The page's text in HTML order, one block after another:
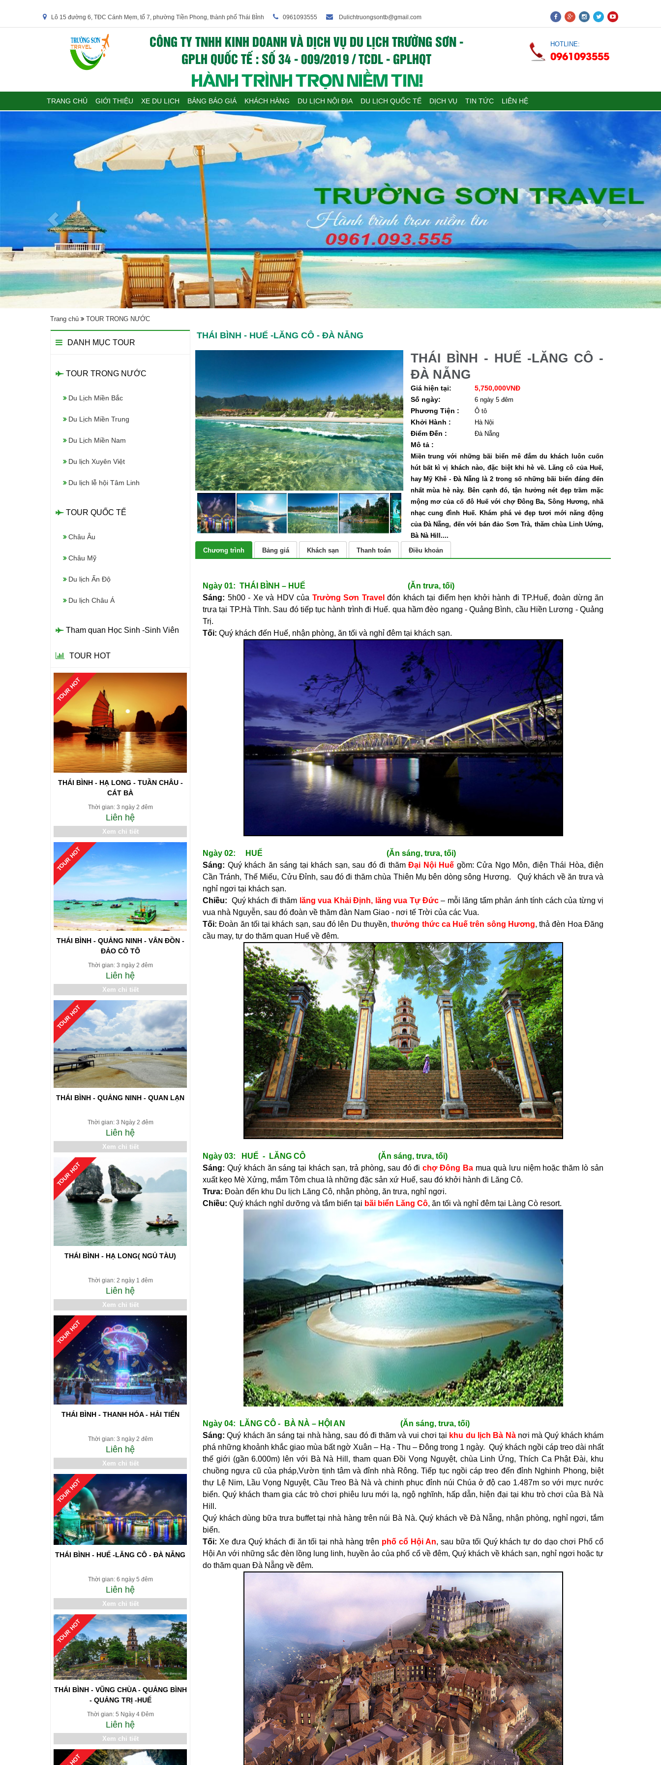
Lô 15 đường 6, TĐC Cánh Mẹm, tổ 7, phường Tiền Phong, thành phố Thái BÌnh 0961093555 Dulichtruongsontb@gmail.com
CÔNG TY TNHH KINH DOANH VÀ DỊCH VỤ DU LỊCH TRƯỜNG SƠN -
GPLH QUỐC TẾ : SỐ 34 - 009/2019 / TCDL - GPLHQT
HÀNH TRÌNH TRỌN NIỀM TIN!
HOTLINE:
0961093555
TRANG CHỦ GIỚI THIỆU XE DU LỊCH BẢNG BÁO GIÁ KHÁCH HÀNG DU LỊCH NỘI ĐỊA DU LỊCH QUỐC TẾ DỊCH VỤ TIN TỨC LIÊN HỆ
Trang chủ TOUR TRONG NƯỚC
DANH MỤC TOUR
TOUR TRONG NƯỚC
Du Lịch Miền Bắc
Du Lịch Miền Trung
Du Lịch Miền Nam
Du lịch Xuyên Việt
Du lịch lễ hội Tâm Linh
TOUR QUỐC TẾ
Châu Âu
Châu Mỹ
Du lịch Ấn Độ
Du lịch Châu Á
Tham quan Học Sinh -Sinh Viên
TOUR HOT
TOUR HOT
THÁI BÌNH - HẠ LONG - TUẦN CHÂU -
CÁT BÀ
Thời gian: 3 ngày 2 đêm
Liên hệ
Xem chi tiết
TOUR HOT
THÁI BÌNH - QUẢNG NINH - VÂN ĐỒN -
ĐẢO CÔ TÔ
Thời gian: 3 ngày 2 đêm
Liên hệ
Xem chi tiết
TOUR HOT
THÁI BÌNH - QUẢNG NINH - QUAN LẠN
Thời gian: 3 Ngày 2 đêm
Liên hệ
Xem chi tiết
TOUR HOT
THÁI BÌNH - HẠ LONG( NGỦ TÀU)
Thời gian: 2 ngày 1 đêm
Liên hệ
Xem chi tiết
TOUR HOT
THÁI BÌNH - THANH HÓA - HẢI TIẾN
Thời gian: 3 ngày 2 đêm
Liên hệ
Xem chi tiết
TOUR HOT
THÁI BÌNH - HUẾ -LĂNG CÔ - ĐÀ NẴNG
Thời gian: 6 ngày 5 đêm
Liên hệ
Xem chi tiết
TOUR HOT
THÁI BÌNH - VŨNG CHÙA - QUẢNG BÌNH
- QUẢNG TRỊ -HUẾ
Thời gian: 5 Ngày 4 Đêm
Liên hệ
Xem chi tiết
THÁI BÌNH - HUẾ -LĂNG CÔ - ĐÀ NẴNG
THÁI BÌNH - HUẾ -LĂNG CÔ -
ĐÀ NẴNG
Giá hiện tại:
5,750,000VNĐ
Số ngày:
6 ngày 5 đêm
Phương Tiện : Ô tô
Khởi Hành : Hà Nội
Điểm Đến : Đà Nẵng
Mô tả :
Miền trung với những bãi biển mê đắm du khách luôn cuốn
hút bất kì vị khách nào, đặc biệt khi hè về. Lăng cô của Huế,
hay Mỹ Khê - Đà Nẵng là 2 trong số những bãi biển đáng đến
nhất mùa hè này. Bên cạnh đó, tận hưởng nét đẹp trầm mặc
mộng mơ của cố đô Huế với chợ Đông Ba, Sông Hương, nhã
nhạc cung đình Huế. Khám phá vẻ đẹp tươi mới năng động
của Đà Nẵng, đến với bán đảo Sơn Trà, thăm chùa Linh Uứng,
Bà Nà Hill....
Chương trình
Bảng giá Khách sạn Thanh toán Điều khoản
Ngày 01: THÁI BÌNH – HUẾ (Ăn trưa, tối)
Sáng: 5h00 - Xe và HDV của Trường Sơn Travelđón khách tại điểm hẹn khởi hành đi TP.Huế, đoàn dừng ăn
trưa tại TP.Hà Tĩnh. Sau đó tiếp tục hành trình đi Huế. qua hầm đèo ngang - Quảng Bình, cầu Hiền Lương - Quảng
Trị.
Tối: Quý khách đến Huế, nhận phòng, ăn tối và nghỉ đêm tại khách sạn.
Ngày 02: HUẾ (Ăn sáng, trưa, tối)
Sáng: Quý khách ăn sáng tại khách sạn, sau đó đi thămĐại Nội Huế gồm: Cửa Ngọ Môn, điện Thái Hòa, điện
Cần Tránh, Thế Miếu, Cửu Đỉnh, sau đó đi thăm chùa Thiên Mụ bên dòng sông Hương. Quý khách về ăn trưa và
nghỉ ngơi tại khách sạn.
Chiều: Quý khách đi thăm lăng vua Khải Định, lăng vua Tự Đức– mỗi lăng tẩm phản ánh tính cách của từng vị
vua nhà Nguyễn, sau đó đoàn về thăm đàn Nam Giao - nơi tế Trời của các Vua.
Tối: Đoàn ăn tối tại khách sạn, sau đó lên Du thuyền,thưởng thức ca Huế trên sông Hương, thả đèn Hoa Đăng
cầu may, tự do thăm quan Huế về đêm.
Ngày 03: HUẾ - LĂNG CÔ (Ăn sáng, trưa, tối)
Sáng: Quý khách ăn sáng tại khách sạn, trả phòng, sau đó đichợ Đông Ba mua quà lưu niệm hoặc thăm lò sản
xuất kẹo Mè Xửng, mắm Tôm chua là những đặc sản xứ Huế, sau đó khởi hành đi Lăng Cô.
Trưa: Đoàn đến khu Du lịch Lăng Cô, nhận phòng, ăn trưa, nghỉ ngơi.
Chiều: Quý khách nghỉ dưỡng và tắm biển tại bãi biển Lăng Cô, ăn tối và nghỉ đêm tại Làng Cò resort.
Ngày 04: LĂNG CÔ - BÀ NÀ – HỘI AN (Ăn sáng, trưa, tối)
Sáng:Quý khách ăn sáng tại nhà hàng, sau đó đi thăm và vui chơi tại khu du lịch Bà Nànơi mà Quý khách khám
phá những khoảnh khắc giao mùa bất ngờ Xuân – Hạ - Thu – Đông trong 1 ngày. Quý khách ngồi cáp treo dài nhất
thế giới (gần 6.000m) lên với Bà Nà Hill, tham quan Đồi Vọng Nguyệt, chùa Linh Ứng, Thích Ca Phật Đài, khu
chuồng ngựa cũ của pháp,Vườn tịnh tâm và đỉnh nhà Rông. Tiếp tục ngồi cáp treo đến đỉnh Nghinh Phong, biệt
thự Lệ Nim, Lầu Vọng Nguyệt, Cầu Treo Bà Nà và chinh phục đỉnh núi Chúa ở độ cao 1.487m so với mực nước
biển. Quý khách tham gia các trò chơi phiêu lưu mới lạ, ngộ nghĩnh, hấp dẫn, hiện đại tại khu trò chơi của Bà Nà
Hill.
Quý khách dùng bữa trưa buffet tại nhà hàng trên núi Bà Nà. Quý khách về Đà Nẵng, nhận phòng, nghỉ ngơi, tắm
biển.
Tối: Xe đưa Quý khách đi ăn tối tại nhà hàng trên phố cổ Hội An, sau bữa tối Quý khách tự do dạo chơi Phố cổ
Hội An với những sắc đèn lồng lung linh, huyền ảo của phố cổ về đêm, Quý khách về khách sạn, nghỉ ngơi hoặc tự
do thăm quan Đà Nẵng về đêm.